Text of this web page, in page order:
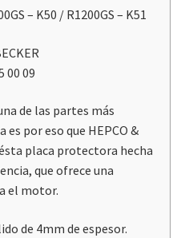
– K50 / R1200GS – K51
00 09
de las partes más
por eso que HEPCO &
placa protectora hecha
que ofrece una
el motor.
de 4mm de espesor.